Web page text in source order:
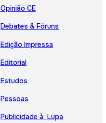
Opinião CE
Debates & Fóruns
Edição Impressa
Editorial
Estudos
Pessoas
Publicidade à Lupa